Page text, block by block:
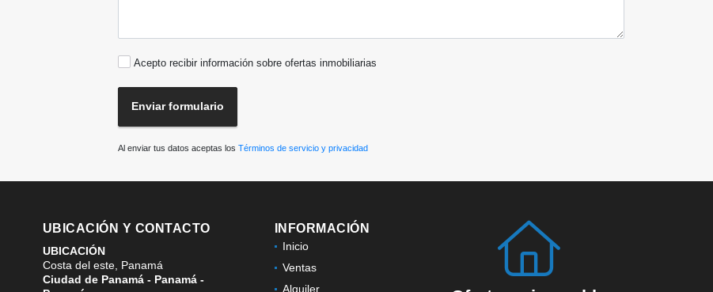
Acepto recibir información sobre ofertas inmobiliarias
Enviar formulario
Al enviar tus datos aceptas los Términos de servicio y privacidad
UBICACIÓN Y CONTACTO
UBICACIÓN
Costa del este, Panamá
Ciudad de Panamá - Panamá -
INFORMACIÓN
Inicio
Ventas
Alquiler